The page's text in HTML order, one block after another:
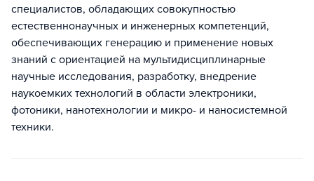
специалистов, обладающих совокупностью
естественнонаучных и инженерных компетенций,
обеспечивающих генерацию и применение новых
знаний с ориентацией на мультидисциплинарные
научные исследования, разработку, внедрение
наукоемких технологий в области электроники,
фотоники, нанотехнологии и микро- и наносистемной
техники.